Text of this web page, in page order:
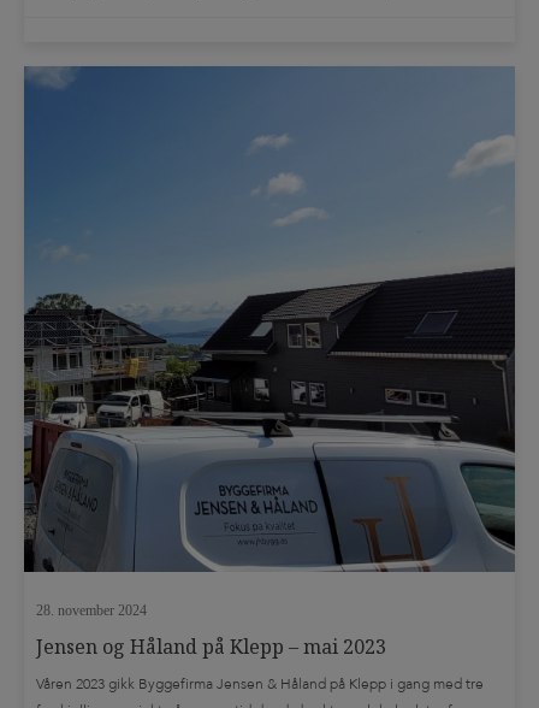
28. november 2024
Jensen og Håland på Klepp – mai 2023
Våren 2023 gikk Byggefirma Jensen & Håland på Klepp i gang med tre